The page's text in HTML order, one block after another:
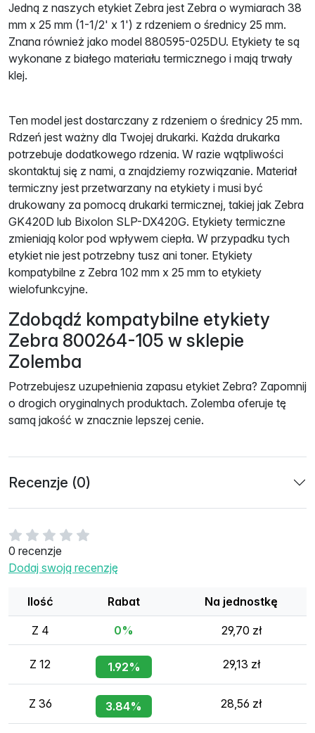
0 recenzje
Dodaj swoją recenzję
Ilość Rabat Na jednostkę
Z 4 0% 29,70 zł
Z 12 1.92% 29,13 zł
Z 36 3.84% 28,56 zł
Jedną z naszych etykiet Zebra jest Zebra o wymiarach 38
mm x 25 mm (1-1/2' x 1') z rdzeniem o średnicy 25 mm.
Znana również jako model 880595-025DU. Etykiety te są
wykonane z białego materiału termicznego i mają trwały
klej.
Ten model jest dostarczany z rdzeniem o średnicy 25 mm.
Rdzeń jest ważny dla Twojej drukarki. Każda drukarka
potrzebuje dodatkowego rdzenia. W razie wątpliwości
skontaktuj się z nami, a znajdziemy rozwiązanie. Materiał
termiczny jest przetwarzany na etykiety i musi być
drukowany za pomocą drukarki termicznej, takiej jak Zebra
GK420D lub Bixolon SLP-DX420G. Etykiety termiczne
zmieniają kolor pod wpływem ciepła. W przypadku tych
etykiet nie jest potrzebny tusz ani toner. Etykiety
kompatybilne z Zebra 102 mm x 25 mm to etykiety
wielofunkcyjne.
Zdobądź kompatybilne etykiety
Zebra 800264-105 w sklepie
Zolemba
Potrzebujesz uzupełnienia zapasu etykiet Zebra? Zapomnij
o drogich oryginalnych produktach. Zolemba oferuje tę
samą jakość w znacznie lepszej cenie.
Recenzje (0)